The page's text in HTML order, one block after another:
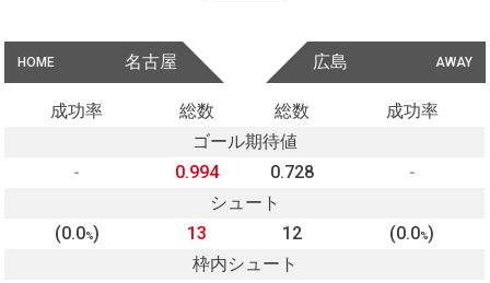
HOME 名古屋 AWAY
広島
成功率 総数 総数
成功率
ゴール期待値
-
0.994 0.728
-
シュート
(0.0%) 13 12 (0.0%)
枠内シュート